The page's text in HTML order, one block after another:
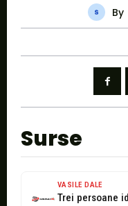
By
Surse
VASILE DALE